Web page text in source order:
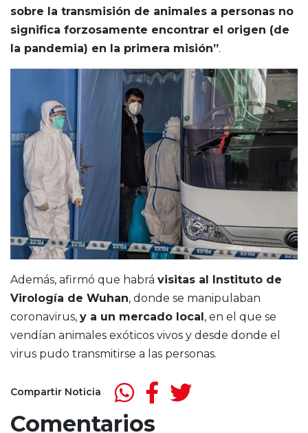
sobre la transmisión de animales a personas no
significa forzosamente encontrar el origen (de
la pandemia) en la primera misión”.
Además, afirmó que habrá visitas al Instituto de
Virología de Wuhan, donde se manipulaban
coronavirus, y a un mercado local, en el que se
vendían animales exóticos vivos y desde donde el
virus pudo transmitirse a las personas.
Compartir Noticia
Comentarios